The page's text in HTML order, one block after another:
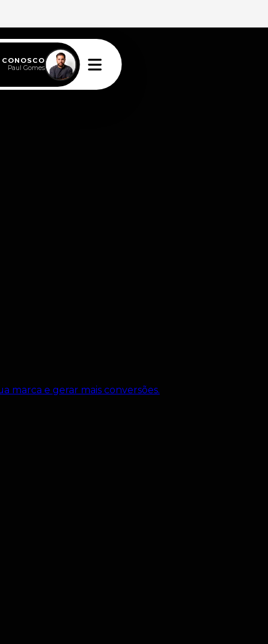
CONOSCO
Paul Gomes
marca e gerar mais conversões.